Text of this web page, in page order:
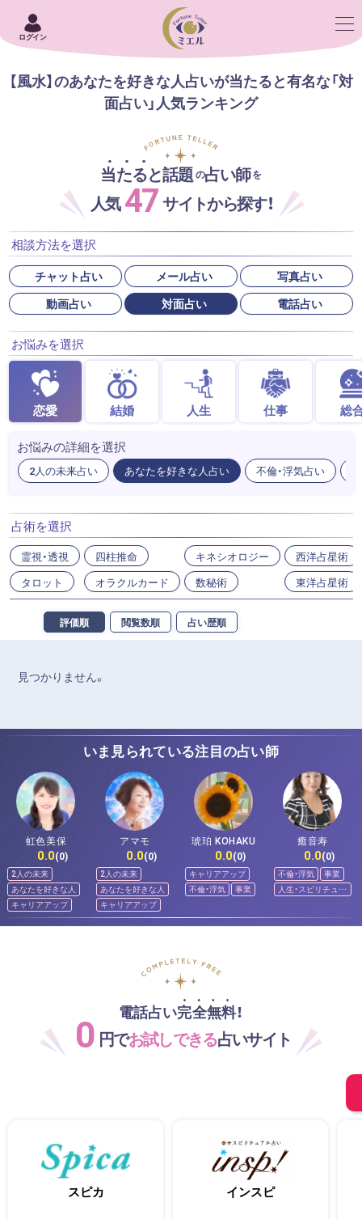
ログイン
【風水】のあなたを好きな人占いが当たると有名な「対
面占い」人気ランキング
当たると話題の占い師を
人気47サイトから探す！
相談方法を選択
チャット占い メール占い
写真占い
動画占い
対面占い 電話占い
お悩みを選択
恋愛 結婚 人生 仕事 総
お悩みの詳細を選択
2人の未来占い あなたを好きな人占い 不倫・浮気占い
占術を選択
霊視・透視
タロット
四柱推命
オラクルカード
キネシオロジー
数秘術
西洋占星術
東洋占星術
評価順 閲覧数順 占い歴順
見つかりません。
いま見られている注目の占い師
虹色美保
0.0(0)
2人の未来
あなたを好きな人
キャリアアップ
アマモ
0.0(0)
2人の未来
あなたを好きな人
キャリアアップ
琥珀 KOHAKU
0.0(0)
キャリアアップ
不倫・浮気
事業
癒音寿
0.0(0)
不倫・浮気
事業
人生・スピリチュア
ル
電話占い完全無料！
0 円でお試しできる占いサイト
スピカ インスピ